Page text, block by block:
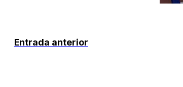
Entrada anterior